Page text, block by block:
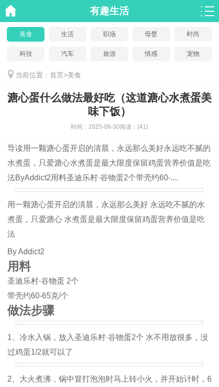
有趣生活
美食 生活 职场 母婴 时尚
科技 汽车 旅游 情感 宠物
当前位置： 首页>美食
溏心蛋什么做法最好吃（这道溏心水煮蛋美
味下饭）
时间： 2025-06-30阅读： (41)
导读用一颗溏心蛋开启的清晨，永远那么美好永远吃不腻的
水煮蛋，只爱溏心水煮蛋是最大限度保留鸡蛋营养价值是吃
法ByAddict2用料圣迪乐村·谷物蛋2个带壳约60-....
用一颗溏心蛋开启的清晨，永远那么美好 永远吃不腻的水
煮蛋，只爱溏心 水煮蛋是最大限度保留鸡蛋营养价值是吃
法
By Addict2
用料
圣迪乐村·谷物蛋 2个
带壳约60-65克/个
做法步骤
1、冷水入锅，放入圣迪乐村·谷物蛋2个 水不用放很多，没
过鸡蛋1/2就可以了
2、大火煮沸，锅中冒打泡泡时马上转小火，并开始计时，6